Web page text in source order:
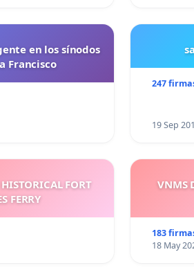
en los sínodos
Francisco
247
19 Sep
HISTORICAL FORT
FERRY
VNMS
183
18 May